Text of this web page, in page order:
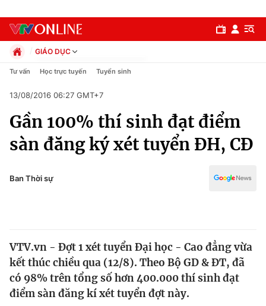
Chuyên mục
Chính trị
Thế giới
Tin tức
GIÁO DỤC
Chính trị
Pháp luật
Kinh tế
Thể thao
Truyền hình
Y tế
Tư vấn Học trực tuyến Tuyển sinh
13/08/2016 06:27 GMT+7
Gần 100% thí sinh đạt điểm
sàn đăng ký xét tuyển ĐH, CĐ
Ban Thời sự
VTV.vn - Đợt 1 xét tuyển Đại học - Cao đẳng vừa
kết thúc chiều qua (12/8). Theo Bộ GD & ĐT, đã
có 98% trên tổng số hơn 400.000 thí sinh đạt
điểm sàn đăng kí xét tuyển đợt này.